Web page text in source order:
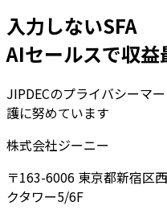
入力しないSFA
AIセールスで収益
JIPDECのプライバシーマ
護に努めています
株式会社ジーニー
〒163-6006 東京都新宿区
クタワー5/6F